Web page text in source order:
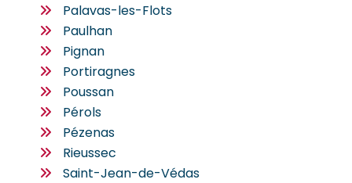
Palavas-les-Flots
Paulhan
Pignan
Portiragnes
Poussan
Pérols
Pézenas
Rieussec
Saint-Jean-de-Védas